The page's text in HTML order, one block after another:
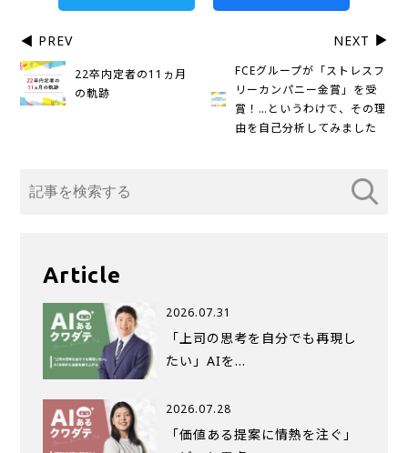
PREV
22卒内定者の11ヵ月
の軌跡
NEXT
FCEグループが「ストレスフ
リーカンパニー金賞」を受
賞！…というわけで、その理
由を自己分析してみました
Article
2026.07.31
「上司の思考を自分でも再現し
たい」AIを…
2026.07.28
「価値ある提案に情熱を注ぐ」